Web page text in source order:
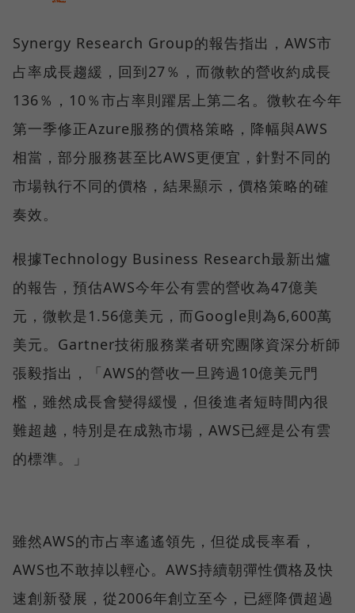
Synergy Research Group的報告指出，AWS市
占率成長趨緩，回到27％，而微軟的營收約成長
136％，10％市占率則躍居上第二名。微軟在今年
第一季修正Azure服務的價格策略，降幅與AWS
相當，部分服務甚至比AWS更便宜，針對不同的
市場執行不同的價格，結果顯示，價格策略的確
奏效。
根據Technology Business Research最新出爐
的報告，預估AWS今年公有雲的營收為47億美
元，微軟是1.56億美元，而Google則為6,600萬
美元。Gartner技術服務業者研究團隊資深分析師
張毅指出，「AWS的營收一旦跨過10億美元門
檻，雖然成長會變得緩慢，但後進者短時間內很
難超越，特別是在成熟市場，AWS已經是公有雲
的標準。」
雖然AWS的市占率遙遙領先，但從成長率看，
AWS也不敢掉以輕心。AWS持續朝彈性價格及快
速創新發展，從2006年創立至今，已經降價超過